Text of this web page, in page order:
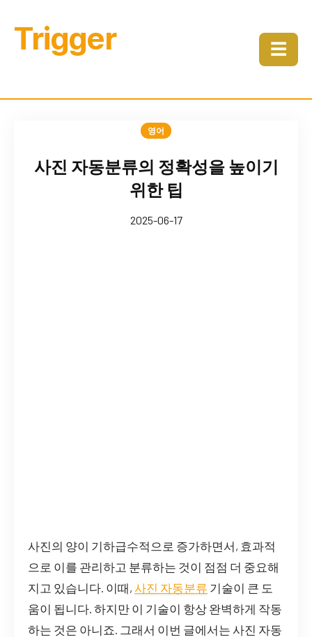
Trigger ☰
영어
사진 자동분류의 정확성을 높이기
위한 팁
2025-06-17
사진의 양이 기하급수적으로 증가하면서, 효과적
으로 이를 관리하고 분류하는 것이 점점 더 중요해
지고 있습니다. 이때, 사진 자동분류 기술이 큰 도
움이 됩니다. 하지만 이 기술이 항상 완벽하게 작동
하는 것은 아니죠. 그래서 이번 글에서는 사진 자동